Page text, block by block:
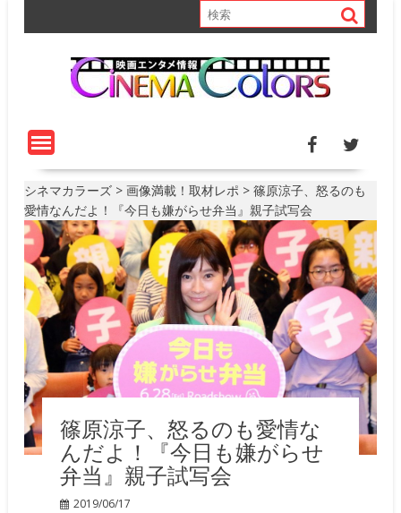
シネマカラーズ >画像満載！取材レポ >篠原涼子、怒るのも
愛情なんだよ！『今日も嫌がらせ弁当』親子試写会
篠原涼子、怒るのも愛情な
んだよ！『今日も嫌がらせ
弁当』親子試写会
2019/06/17